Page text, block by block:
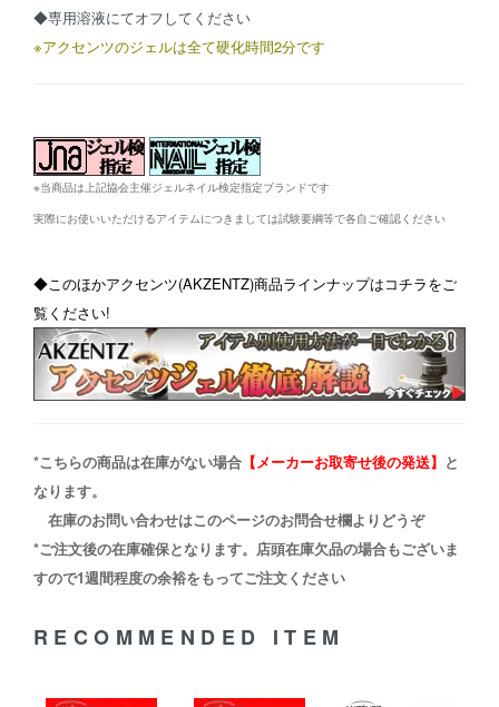
◆専用溶液にてオフしてください
※アクセンツのジェルは全て硬化時間2分です
※当商品は上記協会主催ジェルネイル検定指定ブランドです
実際にお使いいただけるアイテムにつきましては試験要綱等で各自ご確認ください
◆このほかアクセンツ(AKZENTZ)商品ラインナップはコチラをご
覧ください!
*こちらの商品は在庫がない場合 【メーカーお取寄せ後の発送】 と
なります。
在庫のお問い合わせはこのページのお問合せ欄よりどうぞ
*ご注文後の在庫確保となります。店頭在庫欠品の場合もございま
すので1週間程度の余裕をもってご注文ください
RECOMMENDED ITEM